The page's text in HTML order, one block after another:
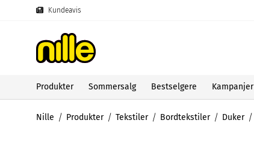
Kundeavis
Produkter Sommersalg Bestselgere Kampanjer
Nille Produkter Tekstiler Bordtekstiler Duker